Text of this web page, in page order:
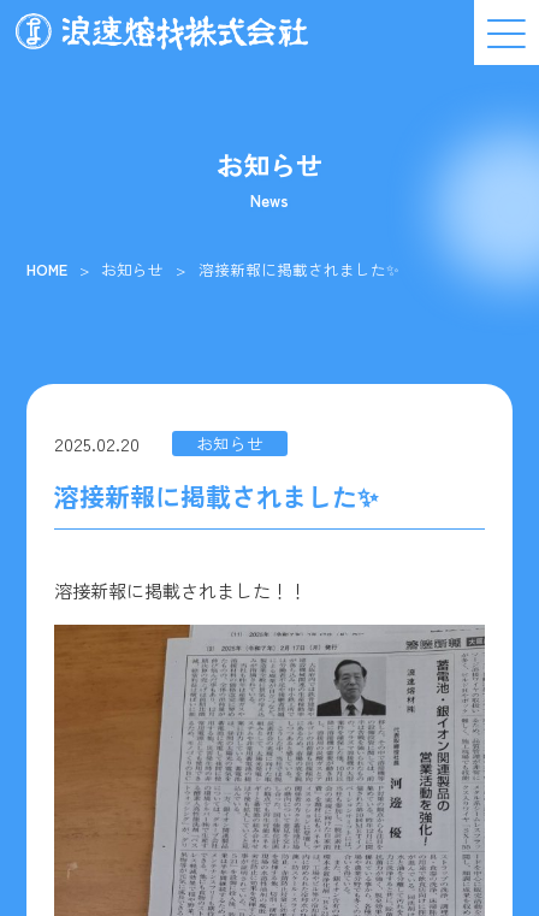
お知らせ
News
HOME お知らせ 溶接新報に掲載されました✨
2025.02.20 お知らせ
溶接新報に掲載されました✨
溶接新報に掲載されました！！